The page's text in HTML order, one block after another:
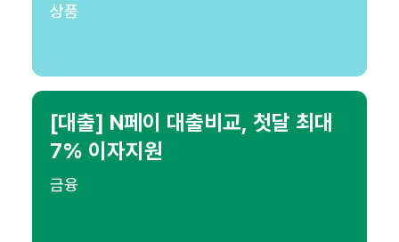
상품
[대출] N페이 대출비교, 첫달 최대
7% 이자지원
금융